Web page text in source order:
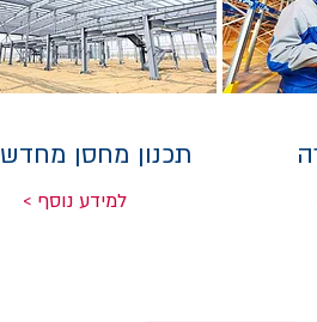
תכנון מחסן מחדש
< למידע נוסף